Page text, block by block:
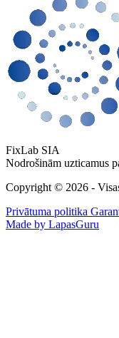
FixLab SIA
Nodrošinām uzticamus
Copyright © 2026 -
Privātuma politika
Made by LapasGuru